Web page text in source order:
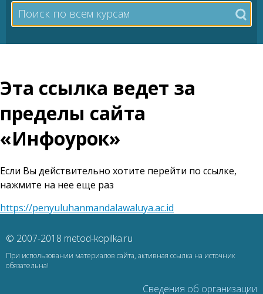
Эта ссылка ведет за
пределы сайта
«Инфоурок»
Если Вы действительно хотите перейти по ссылке,
нажмите на нее еще раз
https://penyuluhanmandalawaluya.ac.id
© 2007-2018 metod-kopilka.ru
При использовании материалов сайта, активная ссылка на источник
обязательна!
Сведения об организации